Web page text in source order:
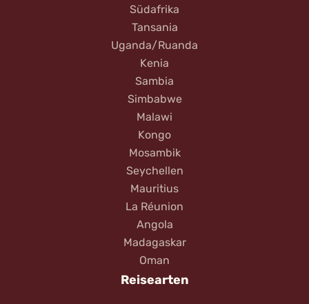
Südafrika
Tansania
Uganda/Ruanda
Kenia
Sambia
Simbabwe
Malawi
Kongo
Mosambik
Seychellen
Mauritius
La Réunion
Angola
Madagaskar
Oman
Reisearten